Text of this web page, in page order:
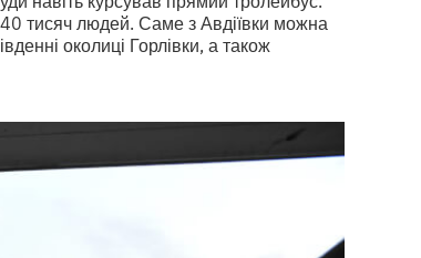
тисяч людей. Саме з Авдіївки можна
околиці Горлівки, а також